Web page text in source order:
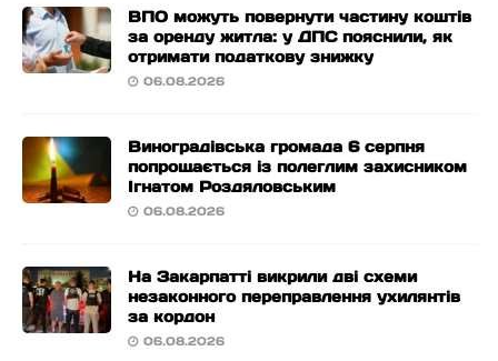
ВПО можуть повернути частину коштів
за оренду житла: у ДПС пояснили, як
отримати податкову знижку
06.08.2026
Виноградівська громада 6 серпня
попрощається із полеглим захисником
Ігнатом Роздяловським
06.08.2026
На Закарпатті викрили дві схеми
незаконного переправлення ухилянтів
за кордон
06.08.2026